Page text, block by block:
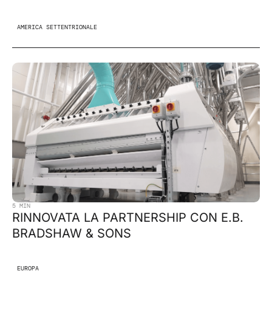
AMERICA SETTENTRIONALE
5 MIN
RINNOVATA LA PARTNERSHIP CON E.B.
BRADSHAW & SONS
EUROPA